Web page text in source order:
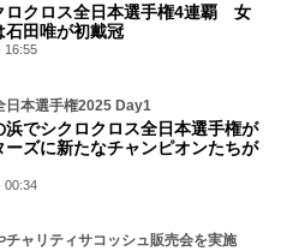
ロクロス全日本選手権4連覇 女
石田唯が初戴冠
16:55
日本選手権2025 Day1
浜でシクロクロス全日本選手権が
ズに新たなチャンピオンたちが
00:34
チャリティサコッシュ販売会を実施